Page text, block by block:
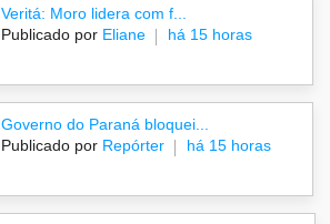
Veritá: Moro lidera com f...
Publicado por Eliane há 15 horas
Governo do Paraná bloquei...
Publicado por Repórter há 15 horas